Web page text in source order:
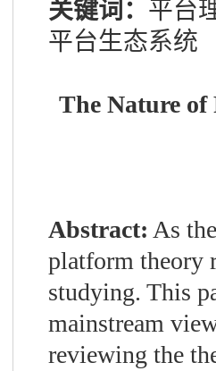
关键词： 平台
平台生态系统
The Nature
Abstract: As
platform theory
studying. This
mainstream
reviewing the